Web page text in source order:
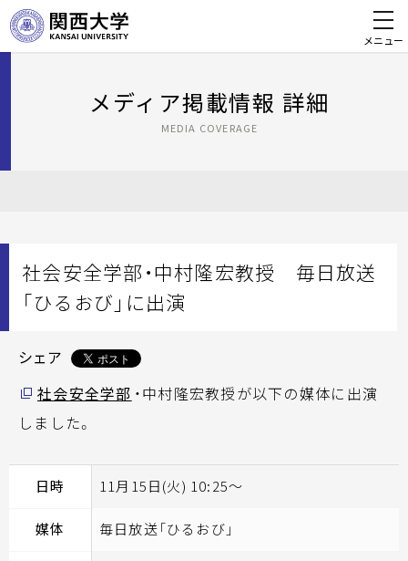
メニュー
メディア掲載情報 詳細
MEDIA COVERAGE
社会安全学部・中村隆宏教授 毎日放送
「ひるおび」に出演
シェア
社会安全学部 ・中村隆宏教授が以下の媒体に出演
しました。
日時 11月15日(火) 10:25～
媒体 毎日放送「ひるおび」